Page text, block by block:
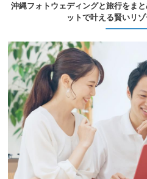
沖縄フォトウェディングと旅行をま
ットで叶える賢いリ